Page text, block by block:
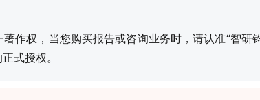
作权，当您购买报告或咨询业务时，请认准“智
式授权。